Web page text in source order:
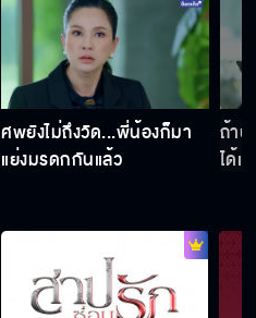
ศพยังไม่ถึงวัด...พี่น้องก็มา
แย่งมรดกกันแล้ว
ถ้าป
ได้เ